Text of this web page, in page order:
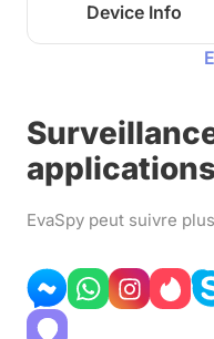
Device Info
applications
EvaSpy peut suivre